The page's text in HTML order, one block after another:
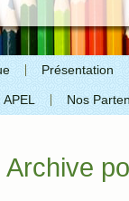
Présentation
APEL Nos
Archive